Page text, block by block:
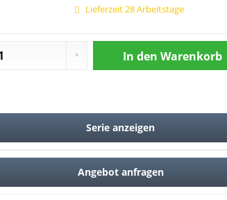
Lieferzeit 28 Arbeitstage
In den Warenkorb
Serie anzeigen
Angebot anfragen